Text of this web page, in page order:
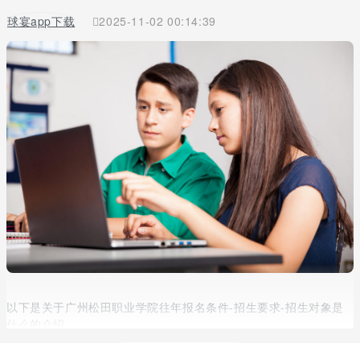
球宴app下载 2025-11-02 00:14:39
以下是关于广州松田职业学院往年报名条件-招生要求-招生对象是